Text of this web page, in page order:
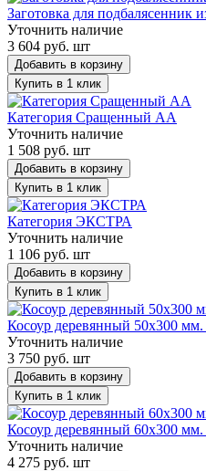
Заготовка для подбалясенник
Уточнить наличие
3 604 руб. шт
Добавить в корзину
Купить в 1 клик
Категория Сращенный AA
Уточнить наличие
1 508 руб. шт
Добавить в корзину
Купить в 1 клик
Категория ЭКСТРА
Уточнить наличие
1 106 руб. шт
Добавить в корзину
Купить в 1 клик
Косоур деревянный 50х300
Уточнить наличие
3 750 руб. шт
Добавить в корзину
Купить в 1 клик
Косоур деревянный 60х300
Уточнить наличие
4 275 руб. шт